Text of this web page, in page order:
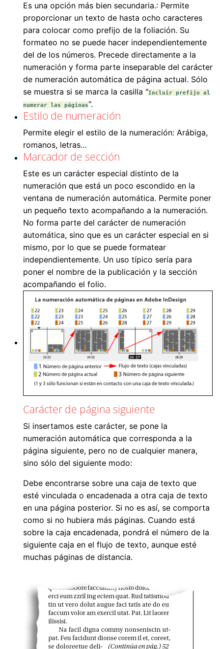
Es una opción más bien secundaria.: Permite
proporcionar un texto de hasta ocho caracteres
para colocar como prefijo de la foliación. Su
formateo no se puede hacer independientemente
del de los números. Precede directamente a la
numeración y forma parte inseparable del carácter
de numeración automática de página actual. Sólo
se muestra si se marca la casilla "Incluir prefijo al
numerar las páginas".
Estilo de numeración
Permite elegir el estilo de la numeración: Arábiga,
romanos, letras…
Marcador de sección
Este es un carácter especial distinto de la
numeración que está un poco escondido en la
ventana de numeración automática. Permite poner
un pequeño texto acompañando a la numeración.
No forma parte del carácter de numeración
automática, sino que es un carácter especial en si
mismo, por lo que se puede formatear
independientemente. Un uso típico sería para
poner el nombre de la publicación y la sección
acompañando el folio.
Carácter de página siguiente
Si insertamos este carácter, se pone la
numeración automática que corresponda a la
página siguiente, pero no de cualquier manera,
sino sólo del siguiente modo:
Debe encontrarse sobre una caja de texto que
esté vinculada o encadenada a otra caja de texto
en una página posterior. Si no es así, se comporta
como si no hubiera más páginas. Cuando está
sobre la caja encadenada, pondrá el número de la
siguiente caja en el flujo de texto, aunque esté
muchas páginas de distancia.